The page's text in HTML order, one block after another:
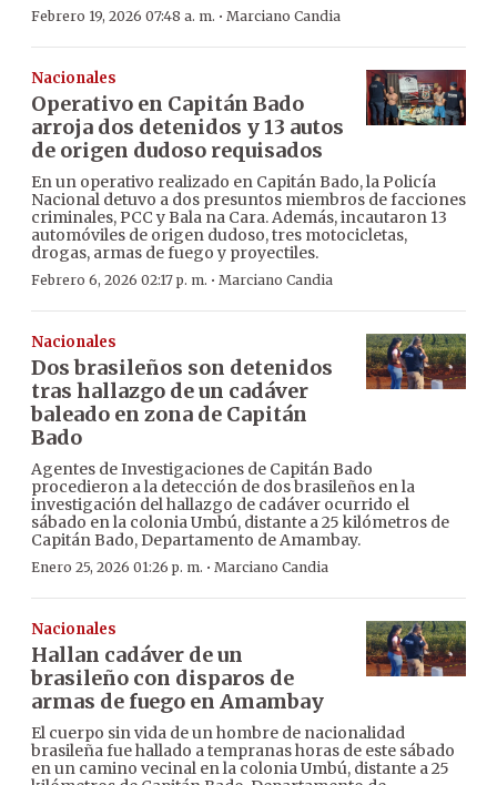
Febrero 19, 2026 07:48 a. m. · Marciano Candia
Nacionales
Operativo en Capitán Bado
arroja dos detenidos y 13 autos
de origen dudoso requisados
En un operativo realizado en Capitán Bado, la Policía
Nacional detuvo a dos presuntos miembros de facciones
criminales, PCC y Bala na Cara. Además, incautaron 13
automóviles de origen dudoso, tres motocicletas,
drogas, armas de fuego y proyectiles.
Febrero 6, 2026 02:17 p. m. · Marciano Candia
Nacionales
Dos brasileños son detenidos
tras hallazgo de un cadáver
baleado en zona de Capitán
Bado
Agentes de Investigaciones de Capitán Bado
procedieron a la detección de dos brasileños en la
investigación del hallazgo de cadáver ocurrido el
sábado en la colonia Umbú, distante a 25 kilómetros de
Capitán Bado, Departamento de Amambay.
Enero 25, 2026 01:26 p. m. · Marciano Candia
Nacionales
Hallan cadáver de un
brasileño con disparos de
armas de fuego en Amambay
El cuerpo sin vida de un hombre de nacionalidad
brasileña fue hallado a tempranas horas de este sábado
en un camino vecinal en la colonia Umbú, distante a 25